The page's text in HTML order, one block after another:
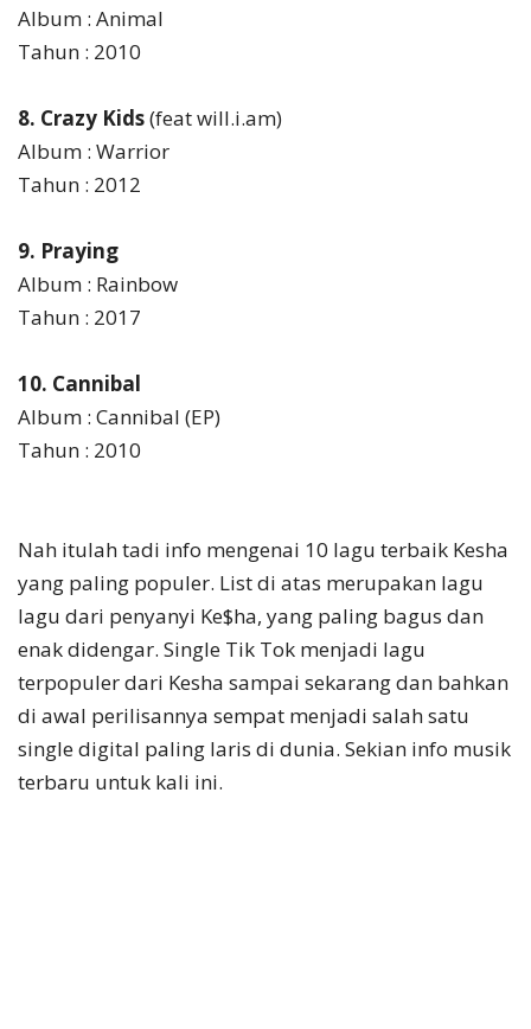
Album : Animal
Tahun : 2010
8. Crazy Kids(feat will.i.am)
Album : Warrior
Tahun : 2012
9. Praying
Album : Rainbow
Tahun : 2017
10. Cannibal
Album : Cannibal (EP)
Tahun : 2010
Nah itulah tadi info mengenai 10 lagu terbaik Kesha
yang paling populer. List di atas merupakan lagu
lagu dari penyanyi Ke$ha, yang paling bagus dan
enak didengar. Single Tik Tok menjadi lagu
terpopuler dari Kesha sampai sekarang dan bahkan
di awal perilisannya sempat menjadi salah satu
single digital paling laris di dunia. Sekian info musik
terbaru untuk kali ini.